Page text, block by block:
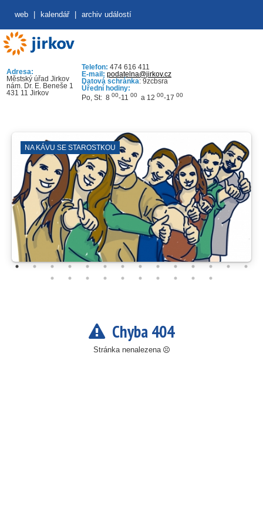
web kalendář archiv událostí
Adresa:
Městský úřad Jirkov
nám. Dr. E. Beneše 1
431 11 Jirkov
Telefon: 474 616 411
E-mail: podatelna@jirkov.cz
Datová schránka: 9zcbsra
Úřední hodiny:
Po, St: 8 00-11 00 a 12 00-17 00
NA KÁVU SE STAROSTKOU
Chyba 404
Stránka nenalezena